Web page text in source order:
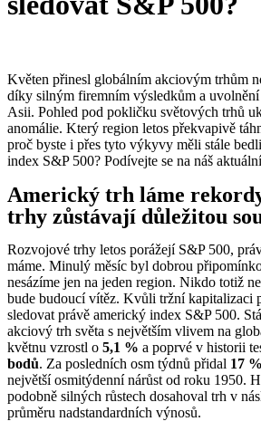
Květen přinesl globálním akciovým trhům
díky silným firemním výsledkům a
Asii. Pohled pod pokličku světových trhů
anomálie. Který region letos překvapivě
proč byste i přes tyto výkyvy měli stále
index S&P 500? Podívejte se na náš
Americký trh láme
trhy zůstávají důležitou
Rozvojové trhy letos porážejí S&P 500,
máme. Minulý měsíc byl dobrou
nesázíme jen na jeden region. Nikdo totiž
bude budoucí vítěz. Kvůli tržní kapitalizaci
sledovat právě americký index S&P 500.
akciový trh světa s největším vlivem na
květnu vzrostl o 5,1 % a poprvé v historii
bodů. Za posledních osm týdnů přidal 17 %
největší osmitýdenní nárůst od roku 1950.
podobně silných růstech dosahoval trh v
průměru nadstandardních výnosů.